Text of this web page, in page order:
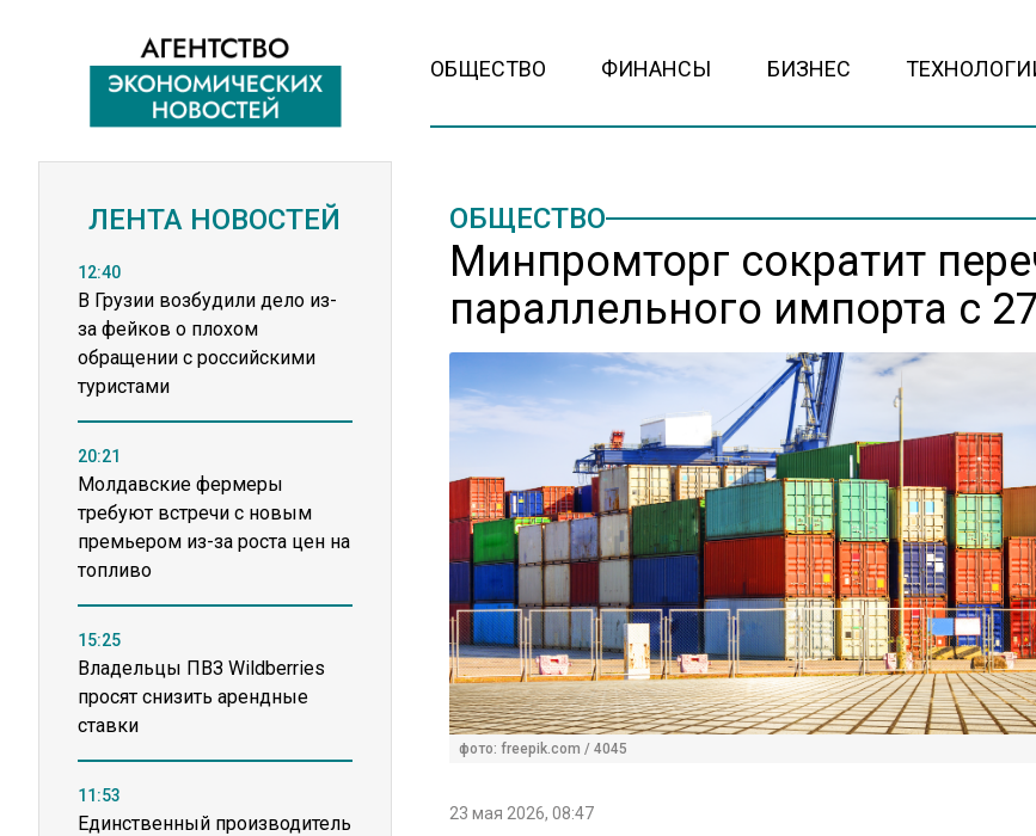
ОБЩЕСТВО ФИНАНСЫ БИЗНЕС
ЛЕНТА НОВОСТЕЙ
12:40
В Грузии возбудили дело из-
за фейков о плохом
обращении с российскими
туристами
20:21
Молдавские фермеры
требуют встречи с новым
премьером из-за роста цен на
топливо
15:25
Владельцы ПВЗ Wildberries
просят снизить арендные
ставки
11:53
Единственный производитель
ОБЩЕСТВО
Минпромторг сократит
параллельного импорта с
фото: freepik.com / 4045
23 мая 2026, 08:47